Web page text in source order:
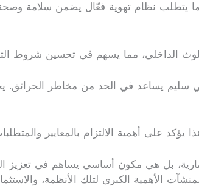
يتطلب نظام تهوية فعّال يضمن سلامة
الداخلي، مما يسهم في تحسين شروط
سليم يساعد في الحد من مخاطر الحرائق.
على أهمية الالتزام بالمعايير والمتطلبات
بل هي مكون أساسي يساهم في تعزيز
الأهمية الكبرى لتلك الأنظمة،